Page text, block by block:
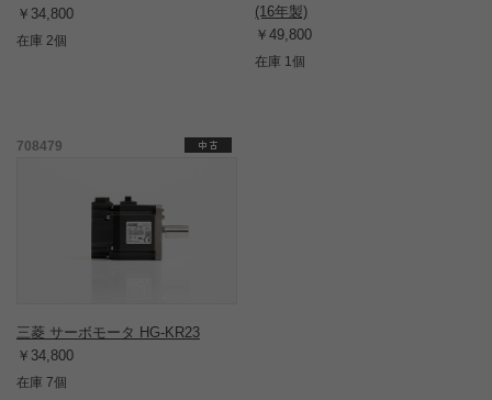
￥34,800
在庫 2個
(16年製)
￥49,800
在庫 1個
708479
三菱 サーボモータ HG-KR23
￥34,800
在庫 7個